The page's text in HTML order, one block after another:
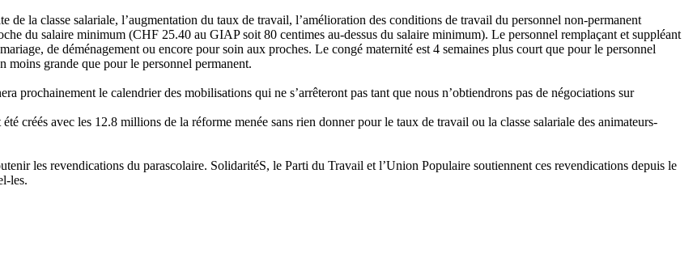
de la classe salariale, l’augmentation du taux de travail, l’amélioration des conditions de travail du personnel non-permanent
du salaire minimum (CHF 25.40 au GIAP soit 80 centimes au-dessus du salaire minimum). Le personnel remplaçant et suppléant
de déménagement ou encore pour soin aux proches. Le congé maternité est 4 semaines plus court que pour le personnel
moins grande que pour le personnel permanent.
prochainement le calendrier des mobilisations qui ne s’arrêteront pas tant que nous n’obtiendrons pas de négociations sur
créés avec les 12.8 millions de la réforme menée sans rien donner pour le taux de travail ou la classe salariale des animateurs-
les revendications du parascolaire. SolidaritéS, le Parti du Travail et l’Union Populaire soutiennent ces revendications depuis le
les.